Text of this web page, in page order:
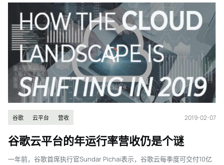
谷歌 云平台 营收 2019-02-07
谷歌云平台的年运行率营收仍是个谜
一年前，谷歌首席执行官Sundar Pichai表示，谷歌云每季度可交付10亿